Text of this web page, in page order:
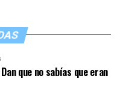
que no sabías que eran